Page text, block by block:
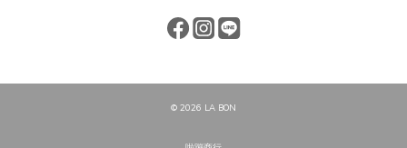
© 2026 LA BON